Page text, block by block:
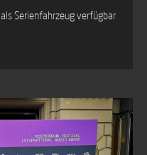
Serienfahrzeug verfügbar